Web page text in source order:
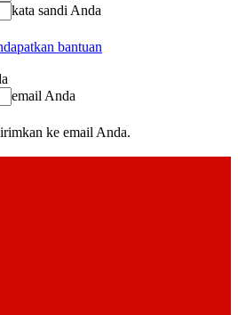
kata sandi Anda
bantuan
email Anda
ke email Anda.